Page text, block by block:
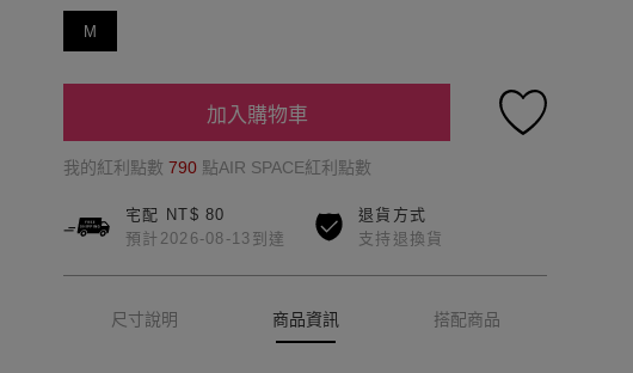
M
加入購物車
我的紅利點數 790 點AIR SPACE紅利點數
宅配 NT$ 80
預計2026-08-13到達
退貨方式
支持退換貨
尺寸說明 商品資訊 搭配商品